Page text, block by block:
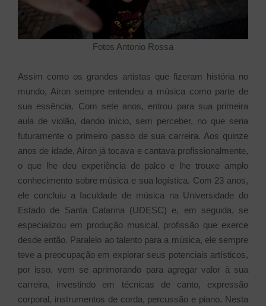
Fotos Antonio Rossa
Assim como os grandes artistas que fizeram história no
mundo, Airon sempre entendeu a música como parte de
sua essência. Com sete anos, entrou para sua primeira
aula de violão, dando início, sem perceber, no que seria
futuramente o primeiro passo de sua carreira. Aos quinze
anos de idade, Airon já tocava e cantava profissionalmente,
o que lhe deu experiência de palco e lhe trouxe amplo
conhecimento sobre música e sua logística. Com 23 anos,
ele concluiu a faculdade de música na Universidade do
Estado de Santa Catarina (UDESC) e, em seguida, se
especializou em produção musical, profissão que exerce
desde então. Paralelo ao talento para a música, ele sempre
teve a preocupação em explorar seus potenciais artísticos,
por isso, vem se aprimorando para agregar valor à sua
carreira, investindo em técnicas de canto, expressão
corporal, instrumentos de corda, percussão e piano. Nesta